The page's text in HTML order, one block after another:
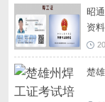
昭
资
楚